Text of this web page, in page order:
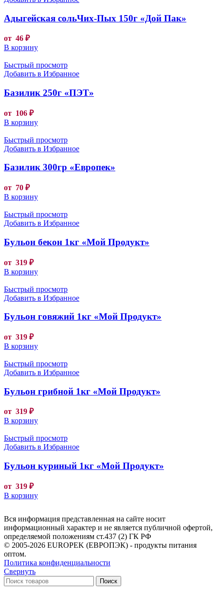
Адыгейская сольЧих-Пых 150г «Дой Пак»
от 46 ₽
В корзину
Быстрый просмотр
Добавить в Избранное
Базилик 250г «ПЭТ»
от 106 ₽
В корзину
Быстрый просмотр
Добавить в Избранное
Базилик 300гр «Европек»
от 70 ₽
В корзину
Быстрый просмотр
Добавить в Избранное
Бульон бекон 1кг «Мой Продукт»
от 319 ₽
В корзину
Быстрый просмотр
Добавить в Избранное
Бульон говяжий 1кг «Мой Продукт»
от 319 ₽
В корзину
Быстрый просмотр
Добавить в Избранное
Бульон грибной 1кг «Мой Продукт»
от 319 ₽
В корзину
Быстрый просмотр
Добавить в Избранное
Бульон куриный 1кг «Мой Продукт»
от 319 ₽
В корзину
Вся информация представленная на сайте носит
информационный характер и не является публичной офертой,
определяемой положениям ст.437 (2) ГК РФ
© 2005-2026 EUROPEK (ЕВРОПЭК) - продукты питания
оптом.
Политика конфиденциальности
Свернуть
Поиск